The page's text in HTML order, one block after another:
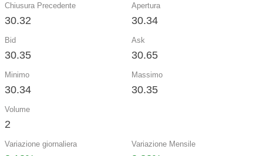
Chiusura Precedente
30.32
Apertura
30.34
Bid
30.35
Ask
30.65
Minimo
30.34
Massimo
30.35
Volume
2
Variazione giornaliera Variazione Mensile